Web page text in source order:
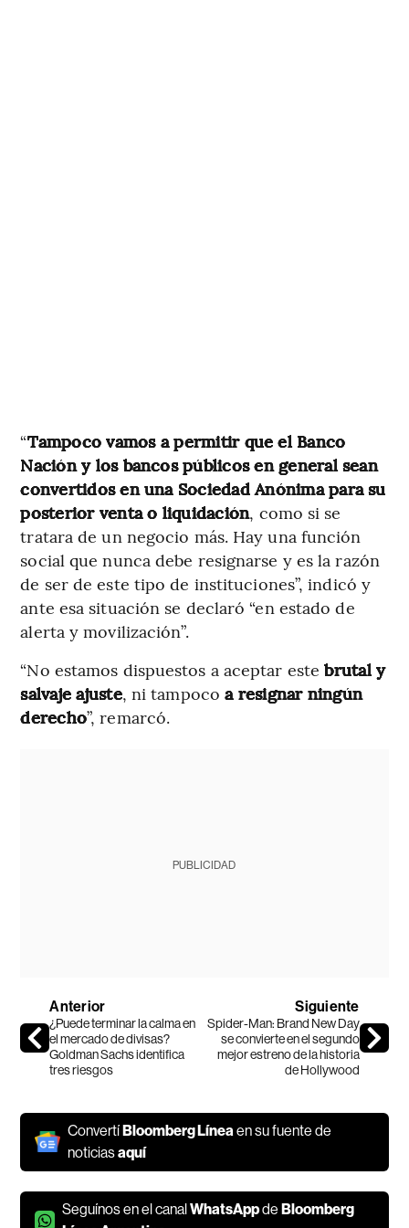
“Tampoco vamos a permitir que el Banco
Nación y los bancos públicos en general sean
convertidos en una Sociedad Anónima para su
posterior venta o liquidación, como si se
tratara de un negocio más. Hay una función
social que nunca debe resignarse y es la razón
de ser de este tipo de instituciones”, indicó y
ante esa situación se declaró “en estado de
alerta y movilización”.
“No estamos dispuestos a aceptar este brutal y
salvaje ajuste, ni tampocoa resignar ningún
derecho”, remarcó.
PUBLICIDAD
Anterior
¿Puede terminar la calma en
el mercado de divisas?
Goldman Sachs identifica
tres riesgos
Siguiente
Spider-Man: Brand New Day
se convierte en el segundo
mejor estreno de la historia
de Hollywood
ConvertíBloomberg Línea en su fuente de
noticiasaquí
Seguínos en el canalWhatsAppdeBloomberg